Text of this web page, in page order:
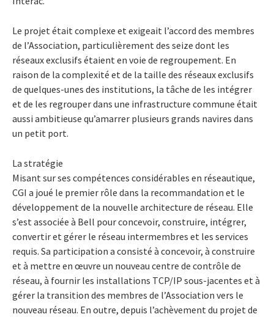
Le projet était complexe et exigeait l’accord des membres
de l’Association, particulièrement des seize dont les
réseaux exclusifs étaient en voie de regroupement. En
raison de la complexité et de la taille des réseaux exclusifs
de quelques-unes des institutions, la tâche de les intégrer
et de les regrouper dans une infrastructure commune était
aussi ambitieuse qu’amarrer plusieurs grands navires dans
un petit port.
La stratégie
Misant sur ses compétences considérables en réseautique,
CGI a joué le premier rôle dans la recommandation et le
développement de la nouvelle architecture de réseau. Elle
s’est associée à Bell pour concevoir, construire, intégrer,
convertir et gérer le réseau intermembres et les services
requis. Sa participation a consisté à concevoir, à construire
et à mettre en œuvre un nouveau centre de contrôle de
réseau, à fournir les installations TCP/IP sous-jacentes et à
gérer la transition des membres de l’Association vers le
nouveau réseau. En outre, depuis l’achèvement du projet de